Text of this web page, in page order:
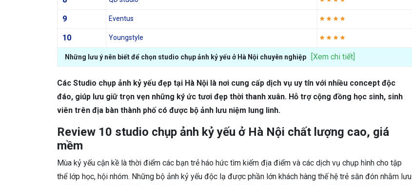
9 Eventus
10 Youngstyle
Những lưu ý nên biết để chọn studio chụp ảnh kỷ yếu ở Hà Nội chuyên nghiệp [Xem chi tiết]
Các Studio chụp ảnh kỷ yếu đẹp tại Hà Nội là nơi cung cấp dịch vụ uy tín với nhiều concept độc
đáo, giúp lưu giữ trọn vẹn những ký ức tươi đẹp thời thanh xuân. Hỗ trợ cộng đồng học sinh, sinh
viên trên địa bàn thành phố có được bộ ảnh lưu niệm lung linh.
Review 10 studio chụp ảnh kỷ yếu ở Hà Nội chất lượng cao, giá
mềm
Mùa kỷ yếu cận kề là thời điểm các bạn trẻ háo hức tìm kiếm địa điểm và các dịch vụ chụp hình cho tập
thể lớp học, hội nhóm. Những bộ ảnh kỷ yếu độc lạ được phần lớn khách hàng thế hệ trẻ săn đón nhằm lưu